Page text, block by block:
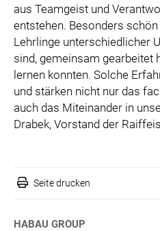
aus Teamgeist und
entstehen. Besonders
Lehrlinge unterschiedlicher
sind, gemeinsam gearbeitet
lernen konnten. Solche
und stärken nicht nur das
auch das Miteinander in
Drabek, Vorstand der
Seite drucken
HABAU GROUP